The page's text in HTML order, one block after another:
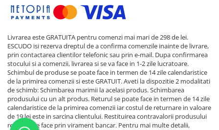
Livrarea este GRATUITA pentru comenzi mai mari de 298 de lei.
ESCUDO isi rezerva dreptul de a confirma comenzile inainte de livrare,
prin contactarea clientilor telefonic sau prin e-mail. Dupa confirmarea
stocului si a comenzii, livrarea si se va face in 1-2 zile lucratoare.
Schimbul de produse se poate face in termen de 14 zile calendaristice
de la primirea comenzii si este GRATUIT. Aveti la dispozitie 2 modalitati
de schimb: Schimbarea marimii la acelasi produs. Schimbarea
produsului cu un alt produs. Returul se poate face in termen de 14 zile
calendaristice de la primirea comenzii iar costul de returnare in valoare
de 19 lei este in sarcina clientului. Restituirea contravalorii produsului
returnat se face prin virament bancar. Pentru mai multe detalii,